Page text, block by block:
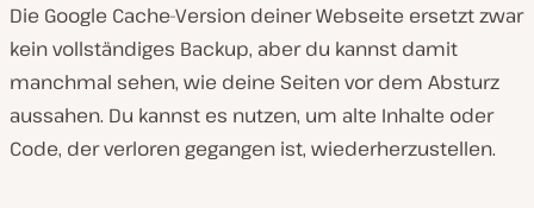
Die Google Cache-Version deiner Webseite ersetzt zwar
kein vollständiges Backup, aber du kannst damit
manchmal sehen, wie deine Seiten vor dem Absturz
aussahen. Du kannst es nutzen, um alte Inhalte oder
Code, der verloren gegangen ist, wiederherzustellen.